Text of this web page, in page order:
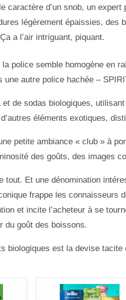
caractère d’un snob, un
légèrement épaissies, des
a l’air intriguant, piquant.
la police semble homogène en
une autre police hachée –
et de sodas biologiques,
éléments exotiques,
petite ambiance « club » à
des goûts, des images
tout. Et une dénomination
frappe les connaisseurs
et incite l’acheteur à se
du goût des boissons.
biologiques est la devise tacite